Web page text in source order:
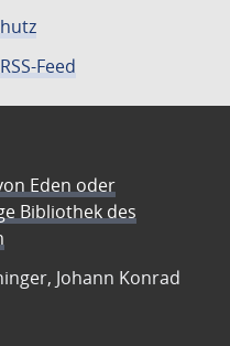
RSS-Feed
Eden oder
Bibliothek des
Johann Konrad